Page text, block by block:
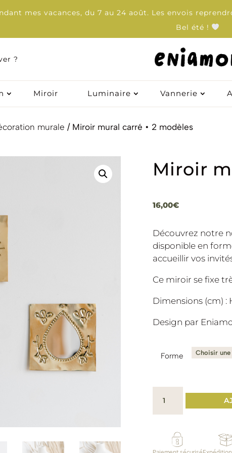
mes vacances, du 7 au 24 août. Les envois
Bel été !
?
Miroir Luminaire Vannerie
?
Miroir Luminaire Vannerie
murale / Miroir mural carré • 2 modèles
Miroir
16,00€
Découvrez notre
disponible en
accueillir vos
Ce miroir se fixe
Dimensions (cm) :
Design par
Forme
Miroir
carré